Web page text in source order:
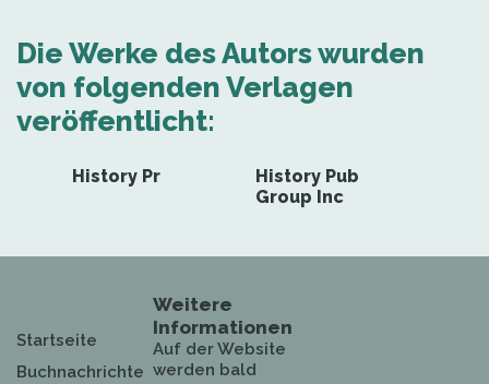
Die Werke des Autors wurden
von folgenden Verlagen
veröffentlicht:
History Pr
History Pub
Group Inc
Startseite
Buchnachrichte
Weitere
Informationen
Auf der Website
werden bald